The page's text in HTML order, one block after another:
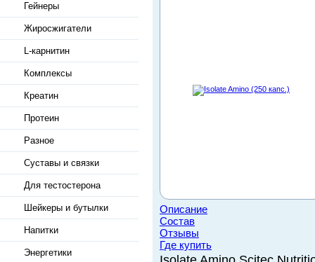
Гейнеры
Жиросжигатели
L-карнитин
Комплексы
Креатин
Протеин
Разное
Суставы и связки
Для тестостерона
Шейкеры и бутылки
Напитки
Энергетики
Описание
Состав
Отзывы
Где купить